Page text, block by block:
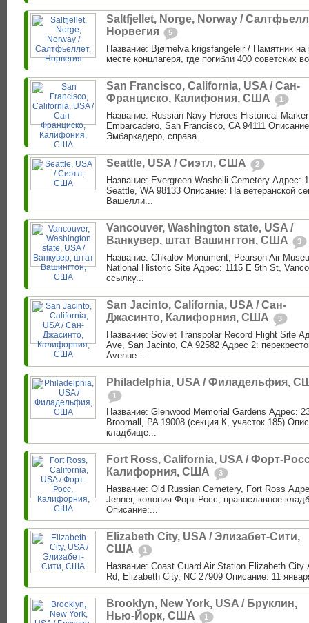
Saltfjellet, Norge, Norway /
Норвегия
5
Название: Bjørnelva krigsfangeleir / Памятник на
месте концлагеря, где погибли 400 советских
San Francisco, California, USA / Сан-
Франциско, Калифония, США
1
Название: Russian Navy Heroes Historical
Embarcadero, San Francisco, CA 94111
Эмбаркадеро, справа...
Seattle, USA / Сиэтл, США 2
Название: Evergreen Washelli Cemetery Адрес:
Seattle, WA 98133 Описание: На ветеранской
Вашелли...
Vancouver, Washington state, USA /
Ванкувер, штат Вашингтон, США
3
Название: Chkalov Monument, Pearson Air
National Historic Site Адрес: 1115 E 5th St,
ссылку...
San Jacinto, California, USA / Сан-
Джасинто, Калифорния, США
3
Название: Soviet Transpolar Record Flight Site
Ave, San Jacinto, CA 92582 Адрес 2:
Avenue...
Philadelphia, USA / Филадельфия,
1
Название: Glenwood Memorial Gardens Адрес:
Broomall, PA 19008 (секция К, участок 185)
кладбище...
Fort Ross, California, USA / Форт-
Калифорния, США
3
Название: Old Russian Cemetery, Fort Ross
Jenner, колония Форт-Росс, православное
Описание:...
Elizabeth City, USA / Элизабет-Сити,
США
1
Название: Coast Guard Air Station Elizabeth
Rd, Elizabeth City, NC 27909 Описание: 11
Brooklyn, New York, USA / Бруклин,
Нью-Йорк, США
1